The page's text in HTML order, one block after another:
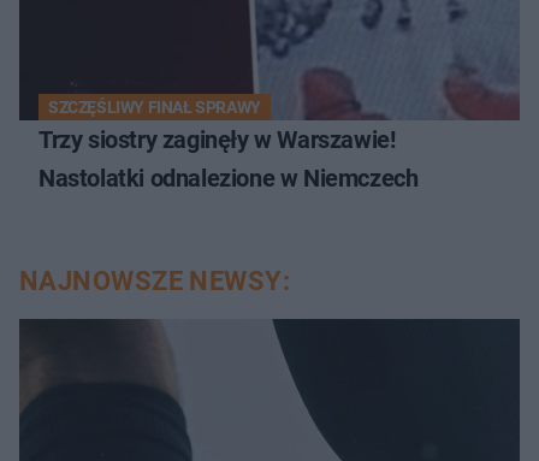
SZCZĘŚLIWY FINAŁ SPRAWY
Trzy siostry zaginęły w Warszawie!
Nastolatki odnalezione w Niemczech
NAJNOWSZE NEWSY: